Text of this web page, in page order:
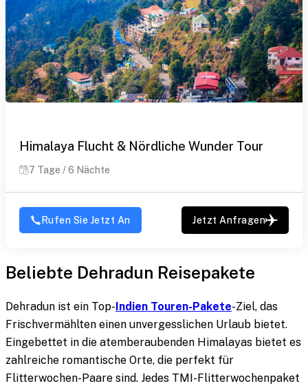
Himalaya Flucht & Nördliche Wunder Tour
7 Tage / 6 Nächte
Rufen Sie Jetzt An Jetzt Anfragen
Beliebte Dehradun Reisepakete
Dehradun ist ein Top-Indien Touren-Pakete-Ziel, das
Frischvermählten einen unvergesslichen Urlaub bietet.
Eingebettet in die atemberaubenden Himalayas bietet es
zahlreiche romantische Orte, die perfekt für
Flitterwochen-Paare sind. Jedes TMI-Flitterwochenpaket